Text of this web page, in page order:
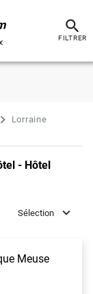
search
FILTRER
Lorraine
- Hôtel
Sélection
Meuse